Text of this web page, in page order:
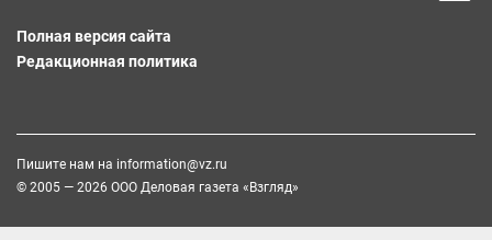
Полная версия сайта
Редакционная политика
Пишите нам на information@vz.ru
© 2005 — 2026 ООО Деловая газета «Взгляд»